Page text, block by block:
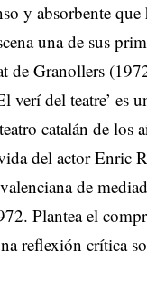
y absorbente
una de sus
de Granollers
del teatre’ es
catalán de los
del actor Enric
de
Plantea el
reflexión crítica